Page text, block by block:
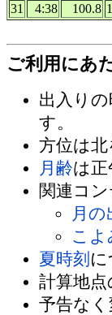
31
4:38 100.8
ご利用にあ
出入り
す。
方位は
月齢は正
関連コ
月の
こよ
夏時刻 に
計算地点
予告な